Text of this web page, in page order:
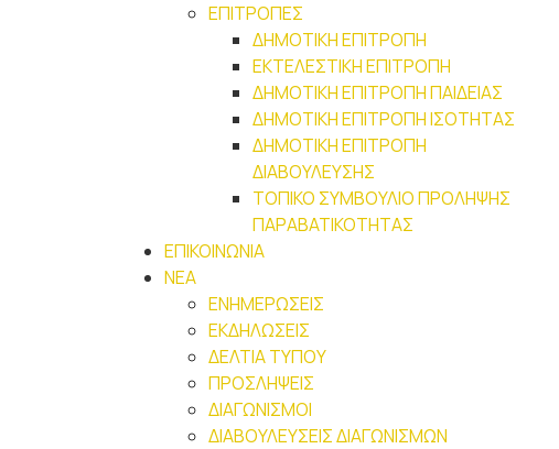
ΕΠΙΤΡΟΠΕΣ
ΔΗΜΟΤΙΚΗ ΕΠΙΤΡΟΠΗ
ΕΚΤΕΛΕΣΤΙΚΗ ΕΠΙΤΡΟΠΗ
ΔΗΜΟΤΙΚΗ ΕΠΙΤΡΟΠΗ ΠΑΙΔΕΙΑΣ
ΔΗΜΟΤΙΚΗ ΕΠΙΤΡΟΠΗ ΙΣΟΤΗΤΑΣ
ΔΗΜΟΤΙΚΗ ΕΠΙΤΡΟΠΗ
ΔΙΑΒΟΥΛΕΥΣΗΣ
ΤΟΠΙΚΟ ΣΥΜΒΟΥΛΙΟ ΠΡΟΛΗΨΗΣ
ΠΑΡΑΒΑΤΙΚΟΤΗΤΑΣ
ΕΠΙΚΟΙΝΩΝΙΑ
ΝΕΑ
ΕΝΗΜΕΡΩΣΕΙΣ
ΕΚΔΗΛΩΣΕΙΣ
ΔΕΛΤΙΑ ΤΥΠΟΥ
ΠΡΟΣΛΗΨΕΙΣ
ΔΙΑΓΩΝΙΣΜΟΙ
ΔΙΑΒΟΥΛΕΥΣΕΙΣ ΔΙΑΓΩΝΙΣΜΩΝ